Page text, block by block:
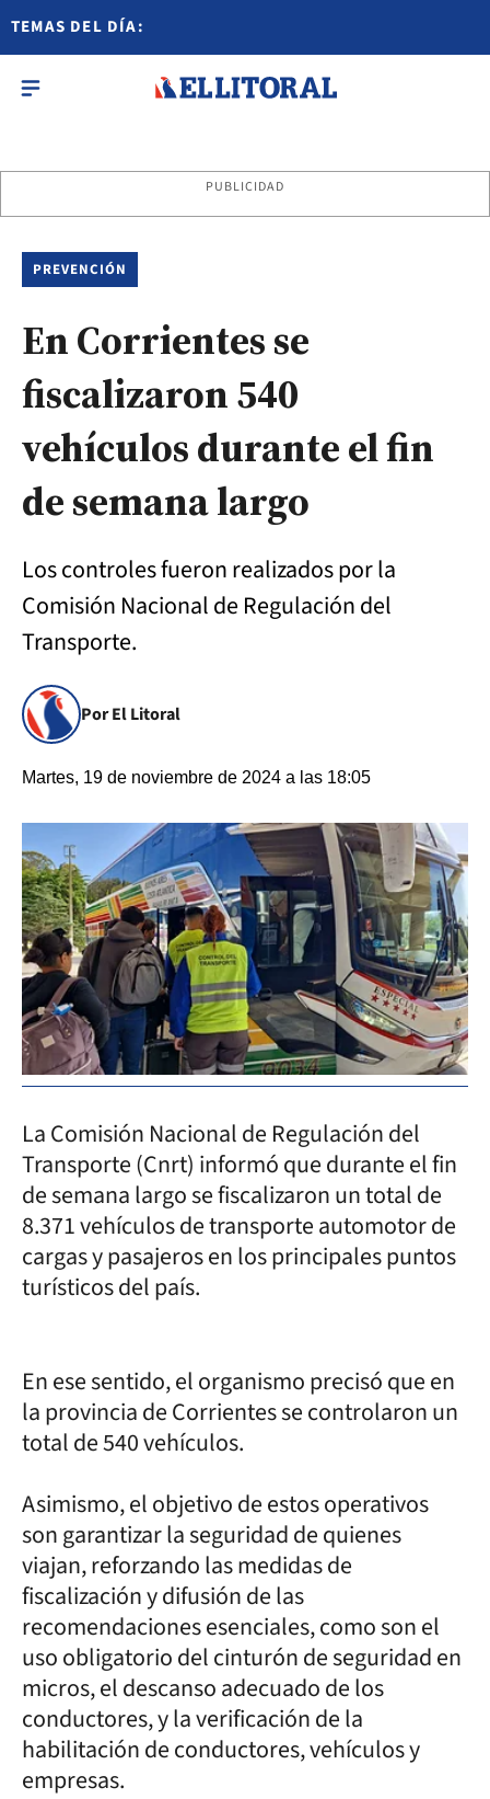
TEMAS DEL DÍA:
PUBLICIDAD
PREVENCIÓN
En Corrientes se
fiscalizaron 540
vehículos durante el fin
de semana largo
Los controles fueron realizados por la
Comisión Nacional de Regulación del
Transporte.
Por El Litoral
Martes, 19 de noviembre de 2024 a las 18:05
La Comisión Nacional de Regulación del
Transporte (Cnrt) informó que durante el fin
de semana largo se fiscalizaron un total de
8.371 vehículos de transporte automotor de
cargas y pasajeros en los principales puntos
turísticos del país.
En ese sentido, el organismo precisó que en
la provincia de Corrientes se controlaron un
total de 540 vehículos.
Asimismo, el objetivo de estos operativos
son garantizar la seguridad de quienes
viajan, reforzando las medidas de
fiscalización y difusión de las
recomendaciones esenciales, como son el
uso obligatorio del cinturón de seguridad en
micros, el descanso adecuado de los
conductores, y la verificación de la
habilitación de conductores, vehículos y
empresas.